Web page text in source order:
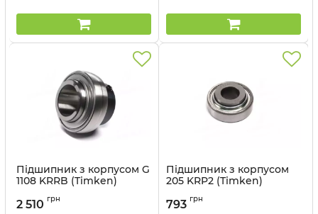
Підшипник з корпусом G
1108 KRRB (Timken)
2 510 грн
Підшипник з корпусом
205 KRP2 (Timken)
793 грн